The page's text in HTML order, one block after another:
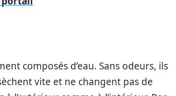
composés d’eau. Sans odeurs, ils
vite et ne changent pas de